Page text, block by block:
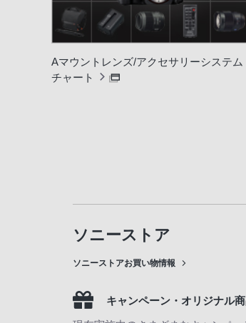
Aマウントレンズ/アクセサリーシステム
チャート
ソニーストア
ソニーストアお買い物情報
キャンペーン・オリジナル